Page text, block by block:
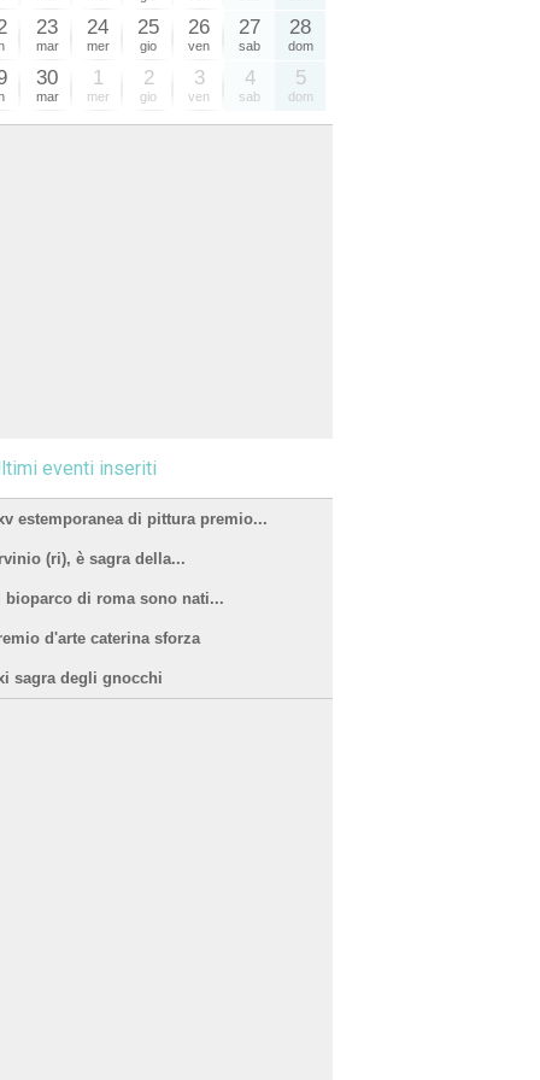
23
mar
24
mer
25
gio
26
ven
27
sab
28
dom
30
mar
1
mer
2
gio
3
ven
4
sab
5
dom
eventi inseriti
estemporanea di pittura premio...
(ri), è sagra della...
bioparco di roma sono nati...
d'arte caterina sforza
sagra degli gnocchi